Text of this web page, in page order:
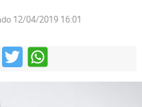
12/04/2019 16:01